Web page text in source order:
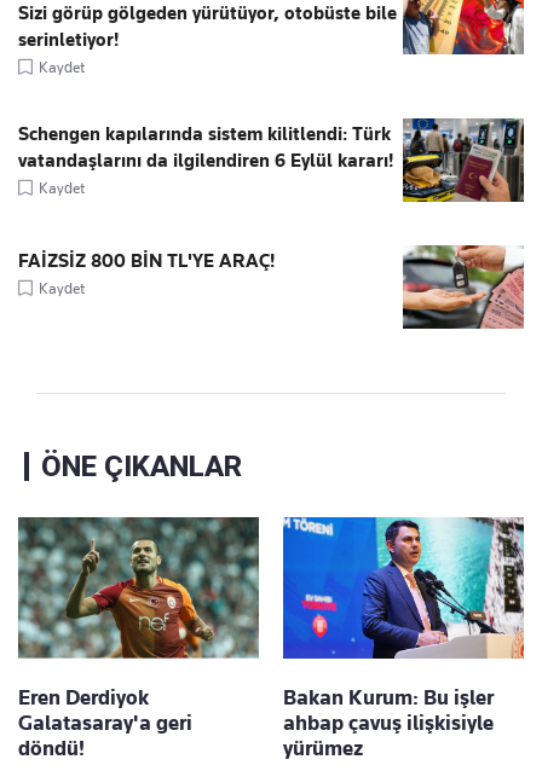
Sizi görüp gölgeden yürütüyor, otobüste bile
serinletiyor!
Kaydet
Schengen kapılarında sistem kilitlendi: Türk
vatandaşlarını da ilgilendiren 6 Eylül kararı!
Kaydet
FAİZSİZ 800 BİN TL'YE ARAÇ!
Kaydet
ÖNE ÇIKANLAR
Eren Derdiyok
Galatasaray'a geri
döndü!
Bakan Kurum: Bu işler
ahbap çavuş ilişkisiyle
yürümez